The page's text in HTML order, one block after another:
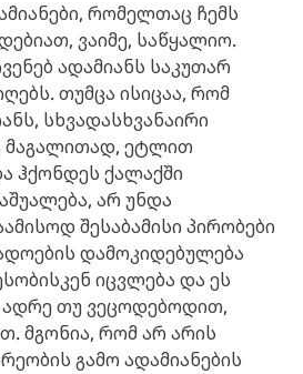
რომელთაც ჩემს
ვაიმე, საწყალიო.
ადამიანს საკუთარ
თუმცა ისიცაა, რომ
სხვადასხვანაირი
მაგალითად, ეტლით
ჰქონდეს ქალაქში
არ უნდა
შესაბამისი პირობები
დამოკიდებულება
იცვლება და ეს
ადრე თუ ვეცოდებოდით,
მგონია, რომ არ არის
გამო ადამიანების